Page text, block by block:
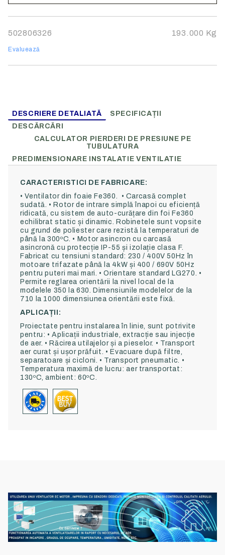
Noi vă vom contacta pentru finalizarea comenzii.
502806326 193.000 Kg
Evaluează
DESCRIERE DETALIATĂ
SPECIFICAȚII
DESCĂRCĂRI
CALCULATOR PIERDERI DE PRESIUNE PE
TUBULATURA
PREDIMENSIONARE INSTALATIE VENTILATIE
CARACTERISTICI DE FABRICARE:
• Ventilator din foaie Fe360. • Carcasă complet
sudată. • Rotor de intrare simplă înapoi cu eficiență
ridicată, cu sistem de auto-curățare din foi Fe360
echilibrat static și dinamic. Robinetele sunt vopsite
cu grund de poliester care rezistă la temperaturi de
până la 300ºC. • Motor asincron cu carcasă
asincronă cu protecție IP-55 și izolație clasa F.
Fabricat cu tensiuni standard: 230 / 400V 50Hz în
motoare trifazate până la 4kW și 400 / 690V 50Hz
pentru puteri mai mari. • Orientare standard LG270. •
Permite reglarea orientării la nivel local de la
modelele 350 la 630. Dimensiunile modelelor de la
710 la 1000 dimensiunea orientării este fixă.
APLICAȚII:
Proiectate pentru instalarea în linie, sunt potrivite
pentru: • Aplicații industriale, extracție sau injecție
de aer. • Răcirea utilajelor și a pieselor. • Transport
aer curat și ușor prăfuit. • Evacuare după filtre,
separatoare și cicloni. • Transport pneumatic. •
Temperatura maximă de lucru: aer transportat:
130ºC, ambient: 60ºC.